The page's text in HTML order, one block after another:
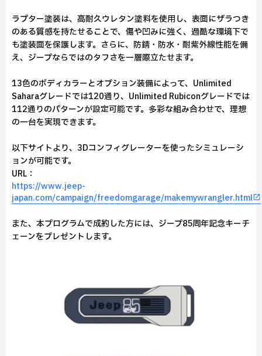
ラプター塗装は、高耐久ウレタン塗料を使用し、表面にザラつき
のある質感を持たせることで、傷や凹みに強く、過酷な環境下で
も塗装面を保護します。さらに、防錆・防水・耐紫外線性能を備
え、ジープならではのタフさを一層際立たせます。
13色のボディカラーとオプション装備によって、Unlimited
Saharaグレードでは120通り、Unlimited Rubiconグレードでは
112通りのパターンが設定可能です。多彩な組み合わせで、理想
の一台を実現できます。
以下サイトより、3Dコンフィグレーターを使ったシミュレーシ
ョンが可能です。
URL：
https://www.jeep-
japan.com/campaign/freedomgarage/makemywrangler.html
また、本プログラムで成約した方には、ジープ85周年記念キーチ
ェーンをプレゼントします。